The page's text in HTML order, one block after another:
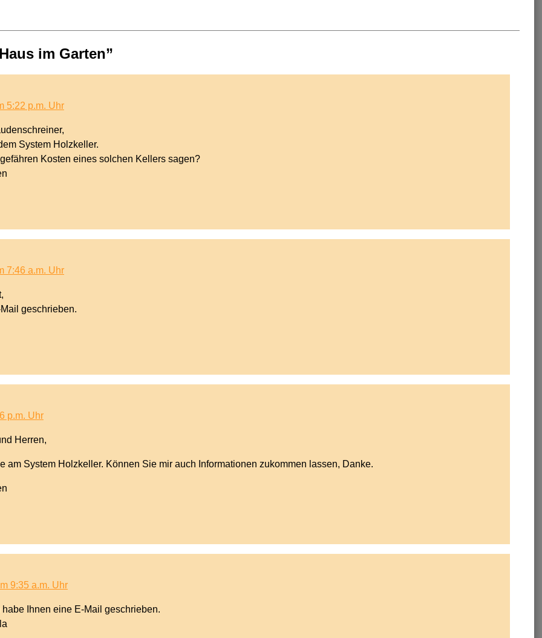
im Garten”
5:22 p.m. Uhr
System Holzkeller.
Kosten eines solchen Kellers sagen?
7:46 a.m. Uhr
geschrieben.
p.m. Uhr
Herren,
am System Holzkeller. Können Sie mir auch Informationen zukommen lassen, Danke.
9:35 a.m. Uhr
habe Ihnen eine E-Mail geschrieben.